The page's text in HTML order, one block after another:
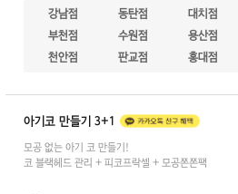
강남점 동탄점 대치점
부천점
수원점 용산점
천안점
판교점 홍대점
아기코 만들기 3+1
모공 없는 아기 코 만들기!
코 블랙헤드 관리 + 피코프락셀 + 모공쫀쫀팩